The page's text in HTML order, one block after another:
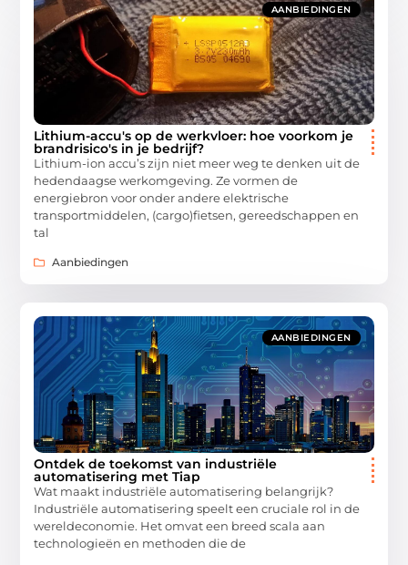
AANBIEDINGEN
Lithium-accu's op de werkvloer: hoe voorkom je
brandrisico's in je bedrijf?
Lithium-ion accu’s zijn niet meer weg te denken uit de
hedendaagse werkomgeving. Ze vormen de
energiebron voor onder andere elektrische
transportmiddelen, (cargo)fietsen, gereedschappen en
tal
Aanbiedingen
AANBIEDINGEN
Ontdek de toekomst van industriële
automatisering met Tiap
Wat maakt industriële automatisering belangrijk?
Industriële automatisering speelt een cruciale rol in de
wereldeconomie. Het omvat een breed scala aan
technologieën en methoden die de